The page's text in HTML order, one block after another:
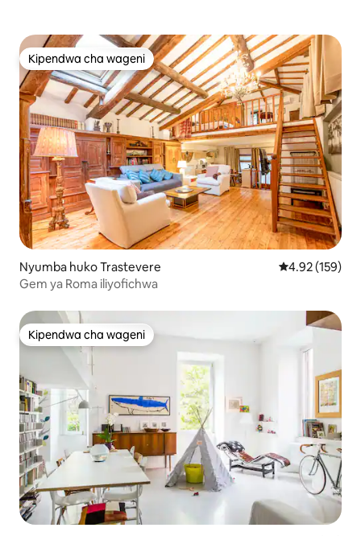
Kipendwa cha wageni
Kipendwa cha wageni
Nyumba huko Trastevere Ukadiriaji wa
4.92 (159)
Gem ya Roma iliyofichwa
Kipendwa cha wageni
Kipendwa cha wageni